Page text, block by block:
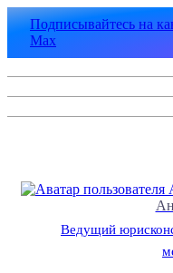
Подписывайтесь на
Max
Ведущий